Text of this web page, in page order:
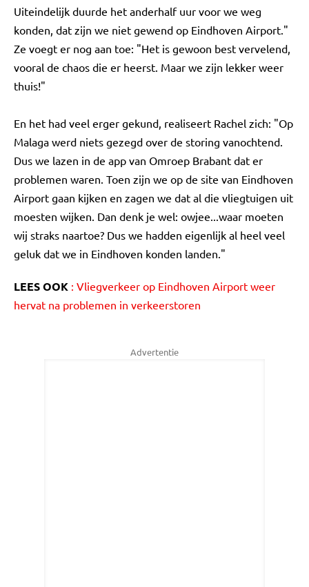
Uiteindelijk duurde het anderhalf uur voor we weg
konden, dat zijn we niet gewend op Eindhoven Airport."
Ze voegt er nog aan toe: "Het is gewoon best vervelend,
vooral de chaos die er heerst. Maar we zijn lekker weer
thuis!"
En het had veel erger gekund, realiseert Rachel zich: "Op
Malaga werd niets gezegd over de storing vanochtend.
Dus we lazen in de app van Omroep Brabant dat er
problemen waren. Toen zijn we op de site van Eindhoven
Airport gaan kijken en zagen we dat al die vliegtuigen uit
moesten wijken. Dan denk je wel: owjee...waar moeten
wij straks naartoe? Dus we hadden eigenlijk al heel veel
geluk dat we in Eindhoven konden landen."
LEES OOK : Vliegverkeer op Eindhoven Airport weer
hervat na problemen in verkeerstoren
Advertentie